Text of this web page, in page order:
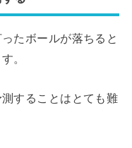
たボールが落ちると
。
することはとても難